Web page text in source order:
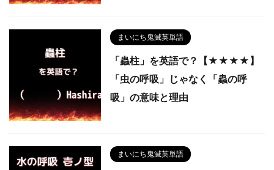
まいにち鬼滅英単語
「蟲柱」を英語で？【★★★★】
「虫の呼吸」じゃなく「蟲の呼
吸」の意味と理由
まいにち鬼滅英単語